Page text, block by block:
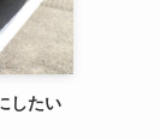
したい